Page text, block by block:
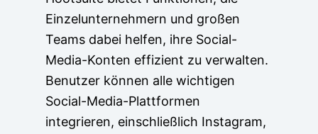
Einzelunternehmern und großen
Teams dabei helfen, ihre Social-
Media-Konten effizient zu verwalten.
Benutzer können alle wichtigen
Social-Media-Plattformen
integrieren, einschließlich Instagram,